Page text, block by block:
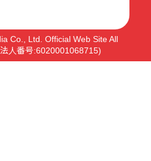
Co., Ltd. Official Web Site All
人番号:6020001068715)